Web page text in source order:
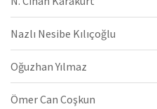
Nazlı Nesibe Kılıçoğlu
Oğuzhan Yılmaz
Ömer Can Coşkun